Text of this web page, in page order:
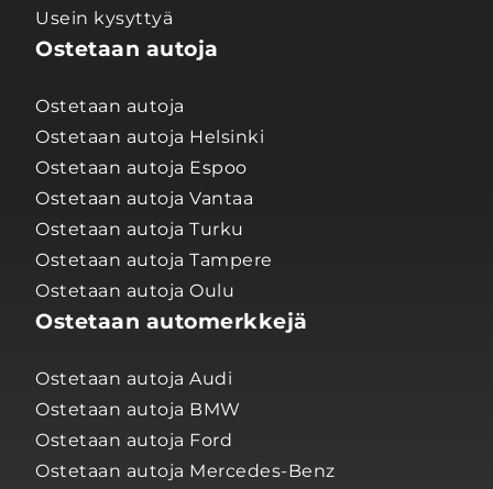
Usein kysyttyä
Ostetaan autoja
Ostetaan autoja
Ostetaan autoja Helsinki
Ostetaan autoja Espoo
Ostetaan autoja Vantaa
Ostetaan autoja Turku
Ostetaan autoja Tampere
Ostetaan autoja Oulu
Ostetaan automerkkejä
Ostetaan autoja Audi
Ostetaan autoja BMW
Ostetaan autoja Ford
Ostetaan autoja Mercedes-Benz